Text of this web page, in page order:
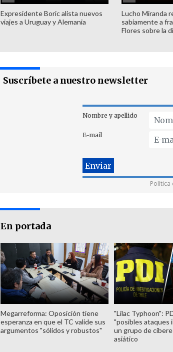
Expresidente Boric alista nuevos
viajes a Uruguay y Alemania
Lucho Miranda
sabiamente a
Flores sobre la
Suscríbete a nuestro newsletter
Nombre y apellido
E-mail
Política
En portada
Megarreforma: Oposición tiene
esperanza en que el TC valide sus
argumentos "sólidos y robustos"
"Lilac Typhoon":
"posibles ataques
un grupo de
asiático